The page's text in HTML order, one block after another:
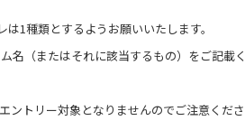
1種類とするようお願いいたします。
名（またはそれに該当するもの）をご記載
ントリー対象となりませんのでご注意くだ